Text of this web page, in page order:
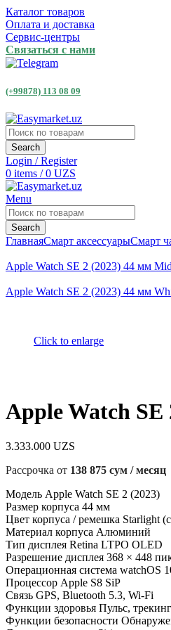
Каталог товаров
Оплата и доставка
Сервис-центры
Связаться с нами
(+99878) 113 08 09
Search
Login / Register
0 items / 0 UZS
Menu
Search
ГлавнаяСмарт аксессуарыСмарт
Apple Watch SE 2 (2023) 44 мм
Apple Watch SE 2 (2023) 44 мм
Click to enlarge
Apple Watch
3.333.000 UZS
Рассрочка от 138 875 сум / месяц
Модель Apple Watch SE 2 (2023)
Размер корпуса 44 мм
Цвет корпуса / ремешка Starlight
Материал корпуса Алюминий
Тип дисплея Retina LTPO OLED
Разрешение дисплея 368 × 448
Операционная система watchOS
Процессор Apple S8 SiP
Связь GPS, Bluetooth 5.3, Wi‑Fi
Функции здоровья Пульс,
Функции безопасности